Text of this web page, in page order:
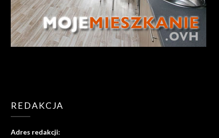
REDAKCJA
Adres redakcji: